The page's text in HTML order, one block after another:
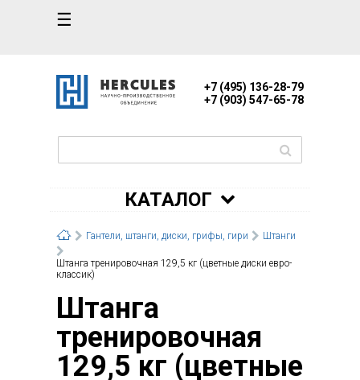
☰
+7 (495) 136-28-79
+7 (903) 547-65-78
КАТАЛОГ
Гантели, штанги, диски, грифы, гири Штанги
Штанга тренировочная 129,5 кг (цветные диски евро-
классик)
Штанга
тренировочная
129,5 кг (цветные